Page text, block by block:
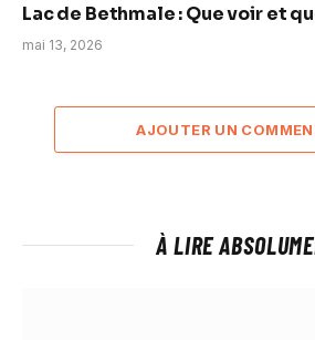
Lac de Bethmale : Que voir et
mai 13, 2026
AJOUTER UN
À LIRE